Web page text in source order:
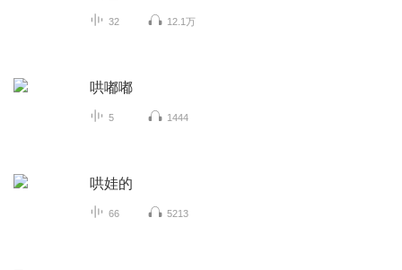
32 12.1万
哄嘟嘟
5 1444
哄娃的
66 5213